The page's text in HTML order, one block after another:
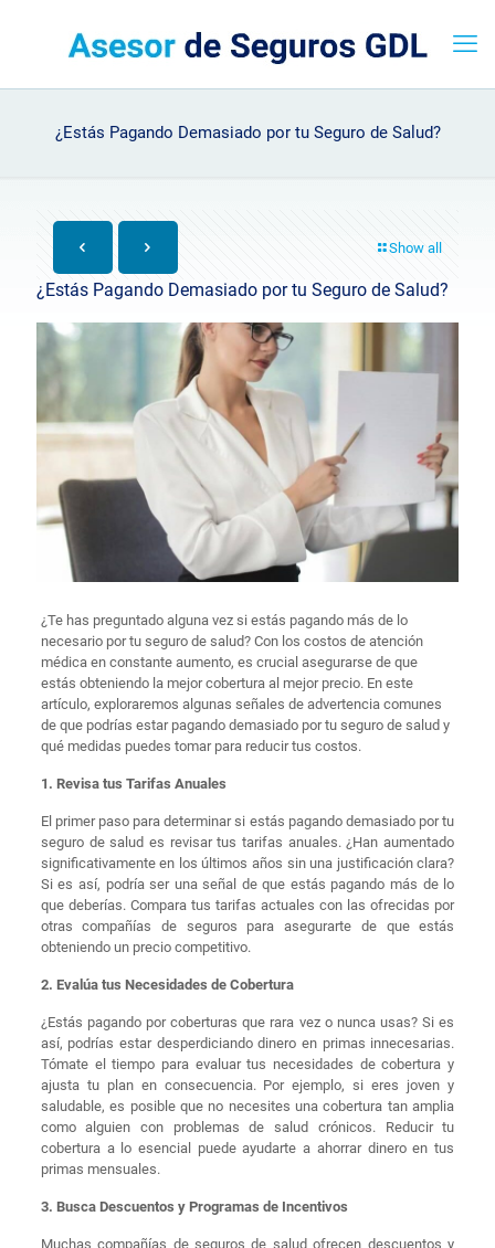
¿Estás Pagando Demasiado por tu Seguro de Salud?
Show all
¿Estás Pagando Demasiado por tu Seguro de Salud?
¿Te has preguntado alguna vez si estás pagando más de lo
necesario por tu seguro de salud? Con los costos de atención
médica en constante aumento, es crucial asegurarse de que
estás obteniendo la mejor cobertura al mejor precio. En este
artículo, exploraremos algunas señales de advertencia comunes
de que podrías estar pagando demasiado por tu seguro de salud y
qué medidas puedes tomar para reducir tus costos.
1. Revisa tus Tarifas Anuales
El primer paso para determinar si estás pagando demasiado por tu
seguro de salud es revisar tus tarifas anuales. ¿Han aumentado
significativamente en los últimos años sin una justificación clara?
Si es así, podría ser una señal de que estás pagando más de lo
que deberías. Compara tus tarifas actuales con las ofrecidas por
otras compañías de seguros para asegurarte de que estás
obteniendo un precio competitivo.
2. Evalúa tus Necesidades de Cobertura
¿Estás pagando por coberturas que rara vez o nunca usas? Si es
así, podrías estar desperdiciando dinero en primas innecesarias.
Tómate el tiempo para evaluar tus necesidades de cobertura y
ajusta tu plan en consecuencia. Por ejemplo, si eres joven y
saludable, es posible que no necesites una cobertura tan amplia
como alguien con problemas de salud crónicos. Reducir tu
cobertura a lo esencial puede ayudarte a ahorrar dinero en tus
primas mensuales.
3. Busca Descuentos y Programas de Incentivos
Muchas compañías de seguros de salud ofrecen descuentos y